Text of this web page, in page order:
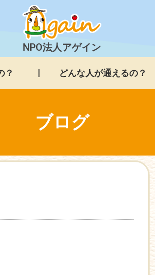
NPO法人アゲイン
？ どんな人が通えるの？
ブログ